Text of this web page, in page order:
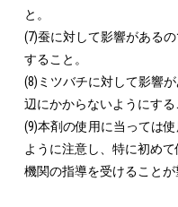
と。
(7)蚕に対して影響がある
すること。
(8)ミツバチに対して影響
辺にかからないようにする
(9)本剤の使用に当っては
ように注意し、特に初め
機関の指導を受けることが